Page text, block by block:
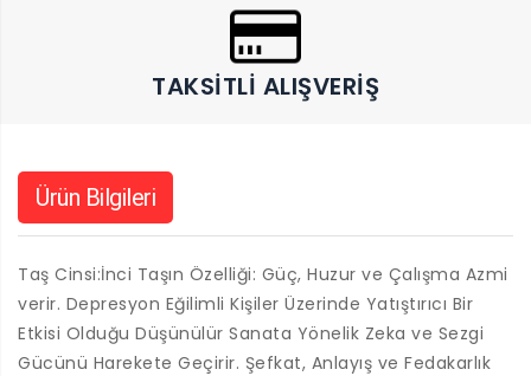
TAKSITLI ALIŞVERIŞ
Ürün Bilgileri
Taş Cinsi:İnci Taşın Özelliği: Güç, Huzur ve Çalışma Azmi
verir. Depresyon Eğilimli Kişiler Üzerinde Yatıştırıcı Bir
Etkisi Olduğu Düşünülür Sanata Yönelik Zeka ve Sezgi
Gücünü Harekete Geçirir. Şefkat, Anlayış ve Fedakarlık